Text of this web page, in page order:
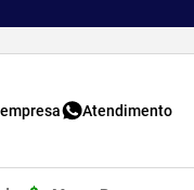
Atendimento